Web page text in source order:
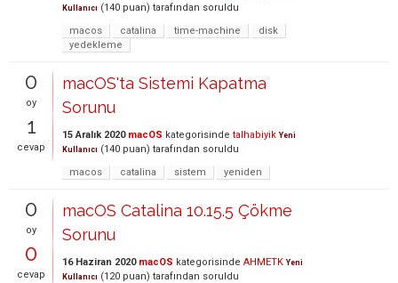
Kullanıcı (140 puan) tarafından soruldu
macos
catalina time-machine
disk
yedekleme
0
oy
1
cevap
macOS'ta Sistemi Kapatma
Sorunu
15 Aralık 2020 macOS kategorisinde talhabiyik Yeni
Kullanıcı (140 puan) tarafından soruldu
macos
catalina sistem yeniden
0
oy
0
cevap
macOS Catalina 10.15.5 Çökme
Sorunu
16 Haziran 2020 macOS kategorisinde AHMETK Yeni
Kullanıcı (120 puan) tarafından soruldu